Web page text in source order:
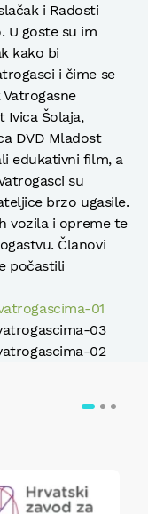
i Radosti
U goste su im
kako bi
i čime se
Ivica Šolaja,
DVD Mladost
edukativni film, a
su
brzo ugasile.
vozila i opreme te
Članovi
počastili